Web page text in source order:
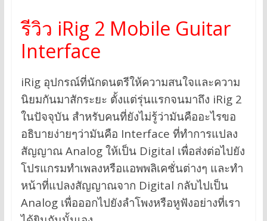
รีวิว iRig 2 Mobile Guitar
Interface
iRig อุปกรณ์ที่นักดนตรีให้ความสนใจและความ
นิยมกันมาสักระยะ ตั้งแต่รุ่นแรกจนมาถึง iRig 2
ในปัจจุบัน สำหรับคนที่ยังไม่รู้ว่ามันคืออะไรขอ
อธิบายง่ายๆว่ามันคือ Interface ที่ทำการแปลง
สัญญาณ Analog ให้เป็น Digital เพื่อส่งต่อไปยัง
โปรแกรมทำเพลงหรือแอพพลิเคชั่นต่างๆ และทำ
หน้าที่แปลงสัญญาณจาก Digital กลับไปเป็น
Analog เพื่อออกไปยังลำโพงหรือหูฟังอย่างที่เรา